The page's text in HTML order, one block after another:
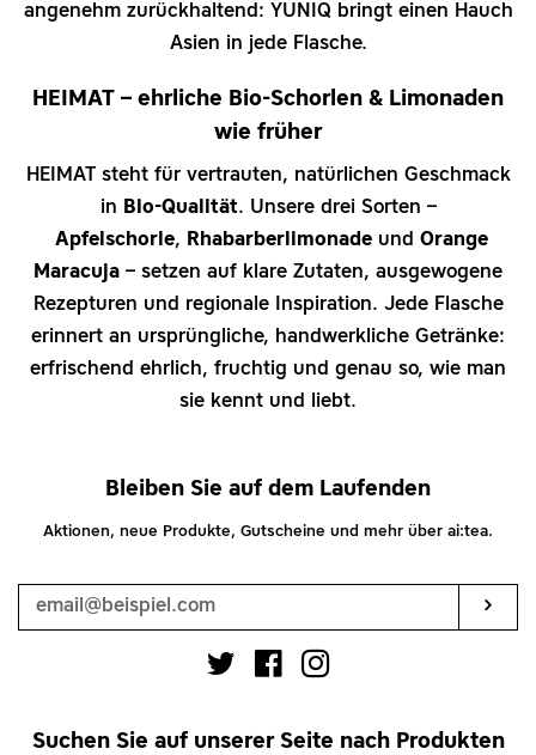
angenehm zurückhaltend: YUNIQ bringt einen Hauch
Asien in jede Flasche.
HEIMAT – ehrliche Bio-Schorlen & Limonaden
wie früher
HEIMAT steht für vertrauten, natürlichen Geschmack
in Bio-Qualität. Unsere drei Sorten –
Apfelschorle, Rhabarberlimonadeund Orange
Maracuja – setzen auf klare Zutaten, ausgewogene
Rezepturen und regionale Inspiration. Jede Flasche
erinnert an ursprüngliche, handwerkliche Getränke:
erfrischend ehrlich, fruchtig und genau so, wie man
sie kennt und liebt.
Bleiben Sie auf dem Laufenden
Ihre
Mail-
Aktionen, neue Produkte, Gutscheine und mehr über ai:tea.
TwitterFacebookInstagram
Suchen Sie auf unserer Seite nach Produkten